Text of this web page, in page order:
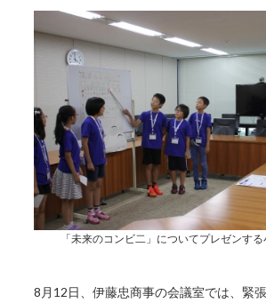
「未来のコンビ二」についてプレゼンす
8月12日、伊藤忠商事の会議室では、緊